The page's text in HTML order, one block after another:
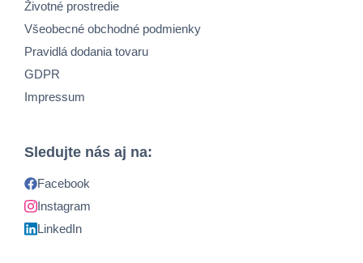
Životné prostredie
Všeobecné obchodné podmienky
Pravidlá dodania tovaru
GDPR
Impressum
Sledujte nás aj na:
Facebook
Instagram
LinkedIn